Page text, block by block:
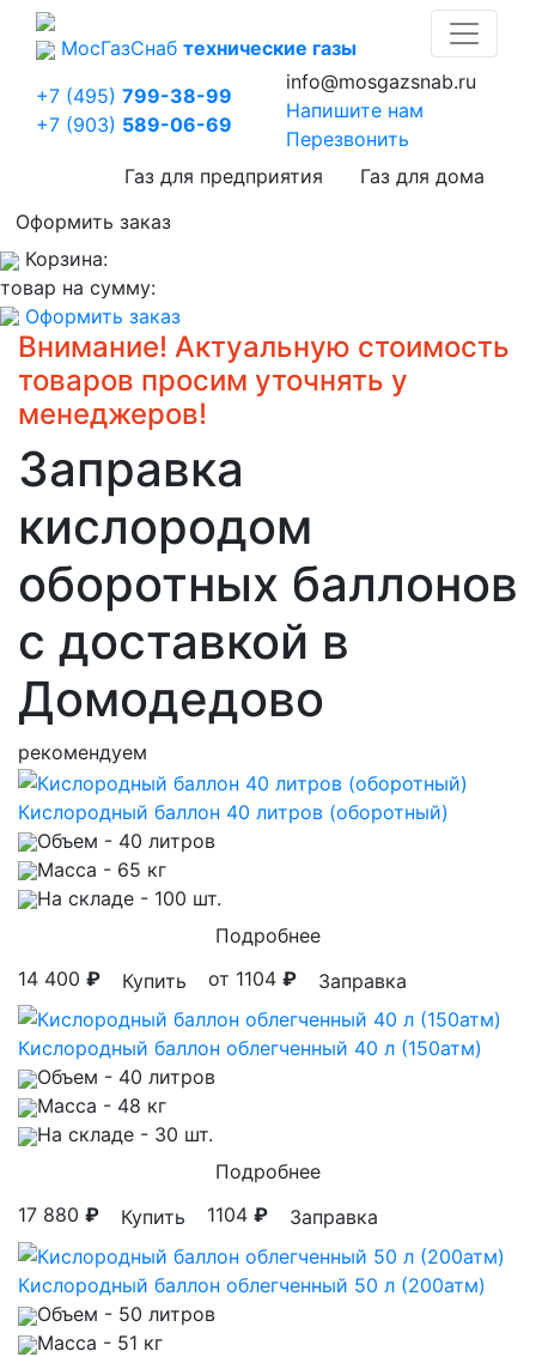
МосГазСнаб технические газы
+7 (495) 799-38-99
+7 (903) 589-06-69
info@mosgazsnab.ru
Напишите нам
Перезвонить
Газ для предприятия
Газ для дома
Оформить заказ
Корзина:
товар на сумму:
Оформить заказ
Внимание! Актуальную стоимость
товаров просим уточнять у
менеджеров!
Заправка
кислородом
оборотных баллонов
с доставкой в
Домодедово
рекомендуем
Кислородный баллон 40 литров (оборотный)
Объем - 40 литров
Масса - 65 кг
На складе - 100 шт.
Подробнее
14 400 ₽ Купить от 1104 ₽ Заправка
Кислородный баллон облегченный 40 л (150атм)
Объем - 40 литров
Масса - 48 кг
На складе - 30 шт.
Подробнее
17 880 ₽ Купить 1104 ₽ Заправка
Кислородный баллон облегченный 50 л (200атм)
Объем - 50 литров
Масса - 51 кг